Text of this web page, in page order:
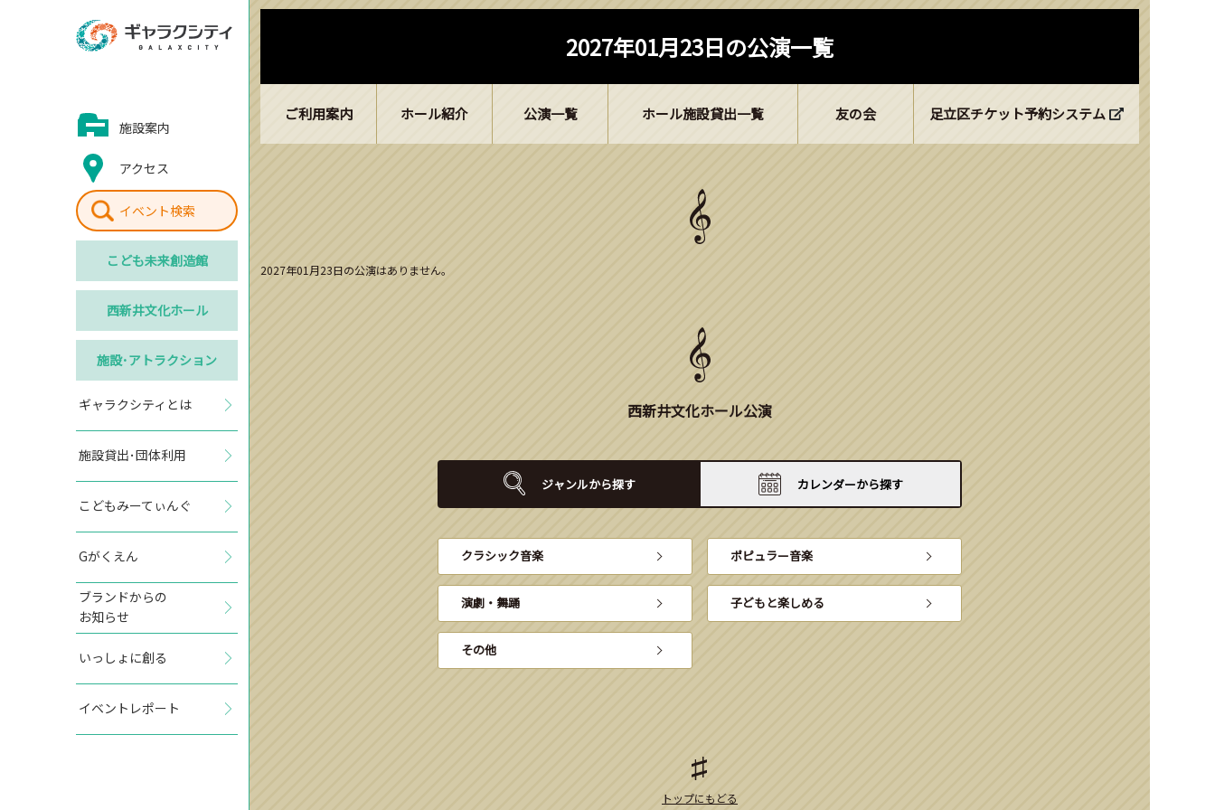
施設案内
アクセス
イベント検索
こども未来創造館
西新井文化ホール
施設･アトラクション
ギャラクシティとは
施設貸出･団体利用
こどもみーてぃんぐ
Gがくえん
ブランドからの
お知らせ
いっしょに創る
イベントレポート
2027年01月23日の公演一覧
ご利用案内 ホール紹介 公演一覧 ホール施設貸出一覧 友の会 足立区チケット予約システム
2027年01月23日の公演はありません。
西新井文化ホール公演
ジャンルから探す カレンダーから探す
クラシック音楽 ポピュラー音楽
演劇・舞踊 子どもと楽しめる
その他
トップにもどる